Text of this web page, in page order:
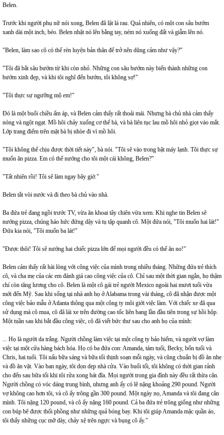
Belen.
Trước khi người phụ nữ nói xong, Belen đã lật lá rau. Quả nhiên, có một con sâu bướm
xanh dài một inch, béo. Belen nhặt nó lên bằng tay, ném nó xuống đất và giẫm lên nó.
"Belen, làm sao cô có thể rèn luyện bản thân để trở nên dũng cảm như vậy?"
"Tôi đã bắt sâu bướm từ khi còn nhỏ. Những con sâu bướm này biến thành những con
bướm xinh đẹp, và khi tôi nghĩ đến bướm, tôi không sợ!"
"Tôi thực sự ngưỡng mộ em!"
Đó là một buổi chiều ấm áp, và Belen cảm thấy rất thoải mái. Nhưng bà chủ nhà cảm thấy
nóng và ngột ngạt. Mồ hôi chảy xuống cơ thể bà, và bà liên tục lau mồ hôi nhỏ giọt vào mắt.
Lớp trang điểm trên mặt bà bị nhòe đi vì mồ hôi.
"Tôi không thể chịu được thời tiết này", bà nói. "Tôi sẽ vào trong bật máy lạnh. Tôi thực sự
muốn ăn pizza. Em có thể nướng cho tôi một cái không, Belen?"
"Tất nhiên rồi! Tôi sẽ làm ngay bây giờ."
Belen tắt vòi nước và đi theo bà chủ vào nhà.
Ba đứa trẻ đang ngồi trước TV, vừa ăn khoai tây chiên vừa xem. Khi nghe tin Belen sẽ
nướng pizza, chúng háo hức đứng dậy và tụ tập quanh cô. Một đứa nói, "Tôi muốn hai lát!"
Đứa kia nói, "Tôi muốn ba lát!"
"Được thôi! Tôi sẽ nướng hai chiếc pizza lớn để mọi người đều có thể ăn no!"
Belen cảm thấy rất hài lòng với công việc của mình trong nhiều tháng. Những đứa trẻ thích
cô, và cha mẹ của các em đánh giá cao công việc của cô. Chỉ sau một thời gian ngắn, họ thậm
chí còn tăng lương cho cô. Belen là một cô gái trẻ người Mexico ngoài hai mươi tuổi vừa
mới đến Mỹ. Sau khi sống tại nhà anh họ ở Alabama trong vài tháng, cô đã nhận được một
công việc bảo mẫu ở Atlanta thông qua một công ty môi giới việc làm. Với chiếc xe đã qua
sử dụng mà cô mua, cô đã lái xe trên đường cao tốc liên bang lần đầu tiên trong sự hồi hộp.
Một tuần sau khi bắt đầu công việc, cô đã viết bức thư sau cho anh họ của mình:
... Họ là người da trắng. Người chồng làm việc tại một công ty bảo hiểm, và người vợ làm
việc tại một cửa hàng bách hóa. Họ có ba đứa con: Amanda, tám tuổi, Becky, bốn tuổi và
Chris, hai tuổi. Tôi nấu bữa sáng và bữa tối thịnh soạn mỗi ngày, và cũng chuẩn bị đồ ăn nhẹ
và đồ ăn vặt. Vào ban ngày, tôi dọn dẹp nhà cửa. Vào buổi tối, tôi không có thời gian rảnh
cho đến sau bữa tối khi tôi rửa xong bát đĩa. Mọi người trong gia đình này đều rất thừa cân.
Người chồng có vóc dáng trung bình, nhưng anh ấy có lẽ nặng khoảng 290 pound. Người
vợ không cao hơn tôi, và cô ấy trông gần 300 pound. Một ngày nọ, Amanda và tôi đang cân
mình. Tôi nặng 120 pound, và cô ấy nặng 160 pound. Cả ba đứa trẻ trông giống như những
con búp bê được thổi phồng như những quả bóng bay. Khi tôi giúp Amanda mặc quần áo,
tôi thấy những cục mỡ dày, chảy xệ trên ngực và bụng cô ấy."